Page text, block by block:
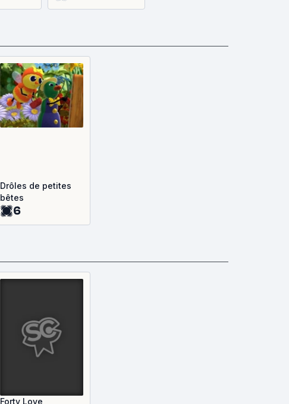
Drôles de petites
bêtes
6
Forty Love